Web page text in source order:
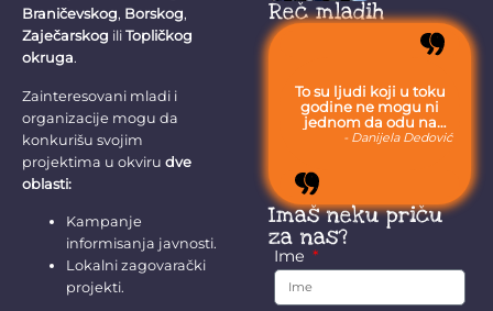
Braničevskog, Borskog,
Zaječarskog ili Topličkog
okruga.
Zainteresovani mladi i
organizacije mogu da
konkurišu svojim
projektima u okviru dve
oblasti:
Kampanje
informisanja javnosti.
Lokalni zagovarački
projekti.
Reč mladih
To su ljudi koji u toku
godine ne mogu ni
jednom da odu na
more, jer moraju da
- Danijela Dedović
Imaš neku priču
za nas?
Ime